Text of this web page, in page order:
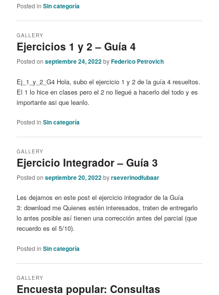
Posted in Sin categoría
Ejercicios 1 y 2 – Guía 4
GALLERY
Posted onseptiembre 24, 2022byFederico Petrovich
Ej_1_y_2_G4 Hola, subo el ejercicio 1 y 2 de la guía 4 resueltos.
El 1 lo hice en clases pero el 2 no llegué a hacerlo del todo y es
importante asi que leanlo.
Posted in Sin categoría
Ejercicio Integrador – Guía 3
GALLERY
Posted onseptiembre 20, 2022byrseverinodfubaar
Les dejamos en este post el ejercicio integrador de la Guía
3: download me Quienes estén interesados, traten de entregarlo
lo antes posible así tienen una corrección antes del parcial (que
recuerdo es el 5/10).
Posted in Sin categoría
Encuesta popular: Consultas
GALLERY